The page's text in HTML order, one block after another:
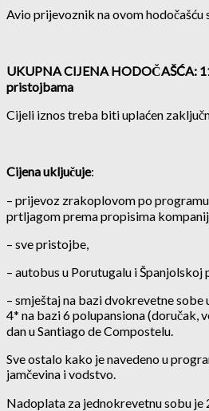
Avio prijevoznik na ovom hodočašću
UKUPNA CIJENA HODOČAŠĆA:
pristojbama
Cijeli iznos treba biti uplaćen
Cijena uključuje:
– prijevoz zrakoplovom po
prtljagom prema propisima
– sve pristojbe,
– autobus u Porutugalu i Španjolskoj
– smještaj na bazi dvokrevetne
4* na bazi 6 polupansiona (doručak,
dan u Santiago de Compostelu.
Sve ostalo kako je navedeno u
jamčevina i vodstvo.
Nadoplata za jednokrevetnu sobu je